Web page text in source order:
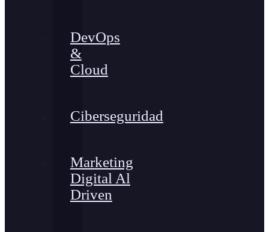
DevOps
&
Cloud
Ciberseguridad
Marketing
Digital Al
Driven